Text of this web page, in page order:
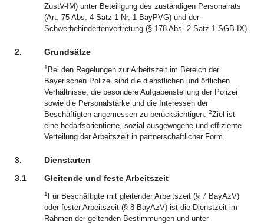
ZustV-IM) unter Beteiligung des zuständigen Personalrats
(Art. 75 Abs. 4 Satz 1 Nr. 1 BayPVG) und der
Schwerbehindertenvertretung (§ 178 Abs. 2 Satz 1 SGB IX).
2. Grundsätze
1 Bei den Regelungen zur Arbeitszeit im Bereich der
Bayerischen Polizei sind die dienstlichen und örtlichen
Verhältnisse, die besondere Aufgabenstellung der Polizei
sowie die Personalstärke und die Interessen der
Beschäftigten angemessen zu berücksichtigen. 2Ziel ist
eine bedarfsorientierte, sozial ausgewogene und effiziente
Verteilung der Arbeitszeit in partnerschaftlicher Form.
3.
Dienstarten
3.1
Gleitende und feste Arbeitszeit
1 Für Beschäftigte mit gleitender Arbeitszeit (§ 7 BayAzV)
oder fester Arbeitszeit (§ 8 BayAzV) ist die Dienstzeit im
Rahmen der geltenden Bestimmungen und unter